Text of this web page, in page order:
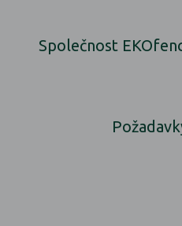
Společnost